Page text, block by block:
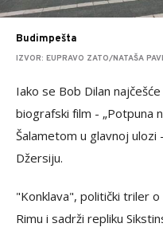
Budimpešta
IZVOR: EUPRAVO ZATO/NATAŠA
Iako se Bob Dilan
biografski film - „Potpuna
Šalametom u glavnoj
Džersiju.
"Konklava", politički triler
Rimu i sadrži repliku